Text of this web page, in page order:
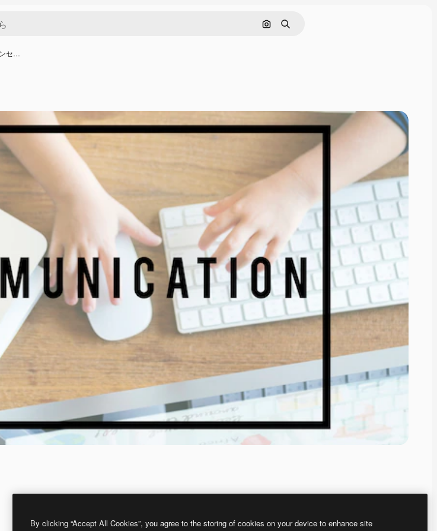
画像で検索
検索
セ…
By clicking “Accept All Cookies”, you agree to the storing of cookies on your device to enhance site